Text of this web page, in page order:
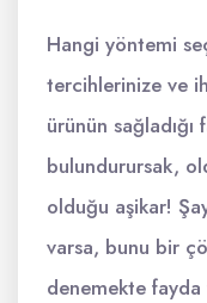
Hangi yöntemi
tercihlerinize ve
ürünün
bulundurursak,
olduğu aşikar!
varsa, bunu bir
denemekte